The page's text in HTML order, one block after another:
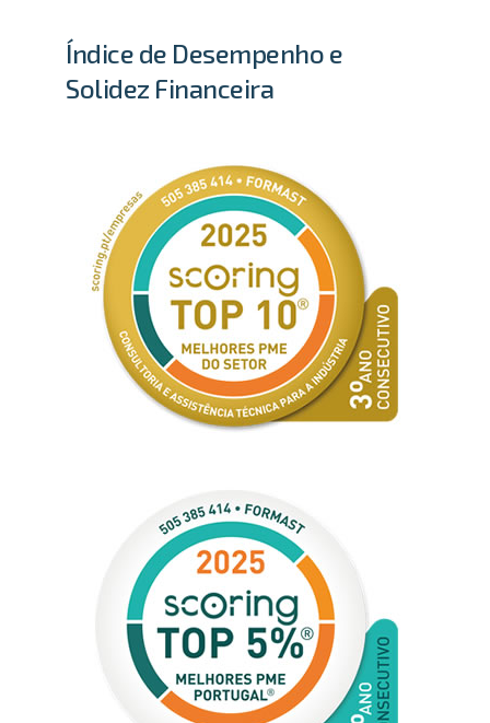
Índice de Desempenho e
Solidez Financeira